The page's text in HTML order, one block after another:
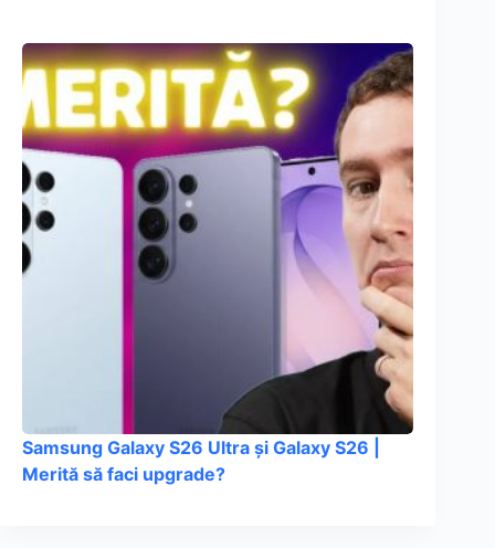
Samsung Galaxy S26 Ultra și Galaxy S26 |
Merită să faci upgrade?